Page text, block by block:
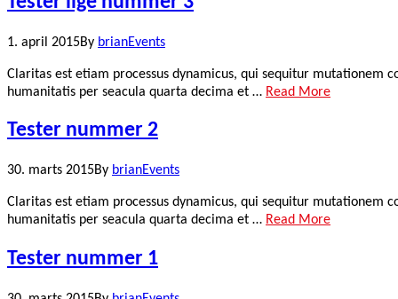
1. april 2015By brianEvents
Claritas est etiam processus dynamicus, qui sequitur
humanitatis per seacula quarta decima et … Read More
Tester nummer 2
30. marts 2015By brianEvents
Claritas est etiam processus dynamicus, qui sequitur
humanitatis per seacula quarta decima et … Read More
Tester nummer 1